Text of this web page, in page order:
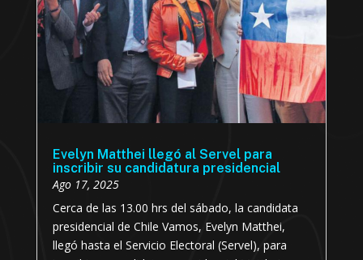
Evelyn Matthei llegó al Servel para
inscribir su candidatura presidencial
Ago 17, 2025
Cerca de las 13.00 hrs del sábado, la candidata
presidencial de Chile Vamos, Evelyn Matthei,
llegó hasta el Servicio Electoral (Servel), para